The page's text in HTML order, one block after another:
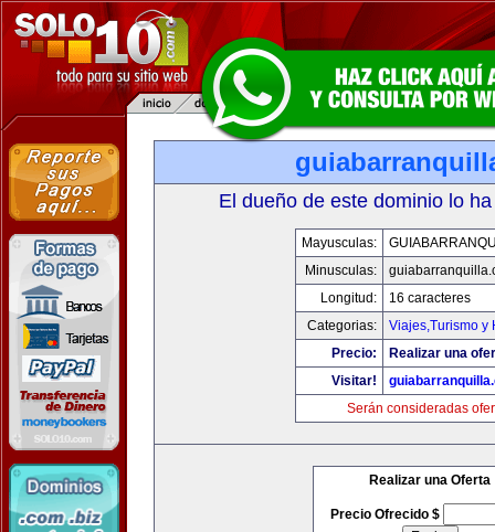
El dueño de este dominio lo
Mayusculas:
Minusculas:
Longitud:
16 caracteres
Categorias:
Viajes,Turismo y
Precio:
Realizar una
Visitar!
Serán consideradas
Realizar una Oferta
Precio Ofrecido $